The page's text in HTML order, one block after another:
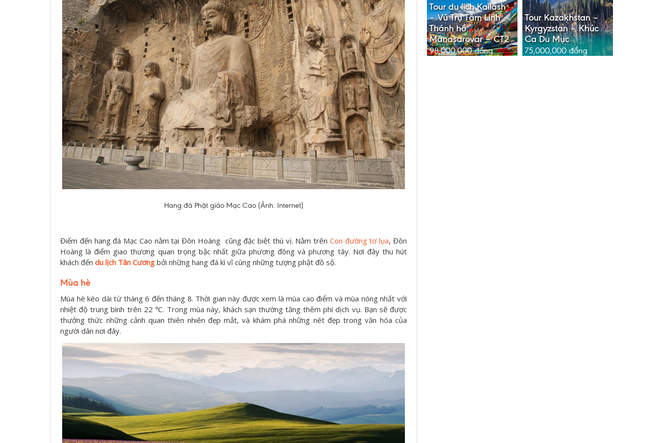
Hang đá Phật giáo Mạc Cao (Ảnh: Internet)
Điểm đến hang đá Mạc Cao nằm tại Đôn Hoàng cũng đặc biệt thú vị. Nằm trên Con đường tơ lụa, Đôn
Hoàng là điểm giao thương quan trọng bậc nhất giữa phương đông và phương tây. Nơi đây thu hút
khách đến du lịch Tân Cương bởi những hang đá kì vĩ cùng những tượng phật đồ sộ.
Mùa hè
Mùa hè kéo dài từ tháng 6 đến tháng 8. Thời gian này được xem là mùa cao điểm và mùa nóng nhất với
nhiệt độ trung bình trên 22 ℃. Trong mùa này, khách sạn thường tăng thêm phí dịch vụ. Bạn sẽ được
thưởng thức những cảnh quan thiên nhiên đẹp mắt, và khám phá những nét đẹp trong văn hóa của
người dân nơi đây.
Tour du lịch Kailash
– Vũ Trụ Tâm Linh –
Thánh hồ
Manasarovar – CT2
98,000,000đồng
Tour Kazakhstan –
Kyrgyzstan – Khúc
Ca Du Mục
75,000,000đồng